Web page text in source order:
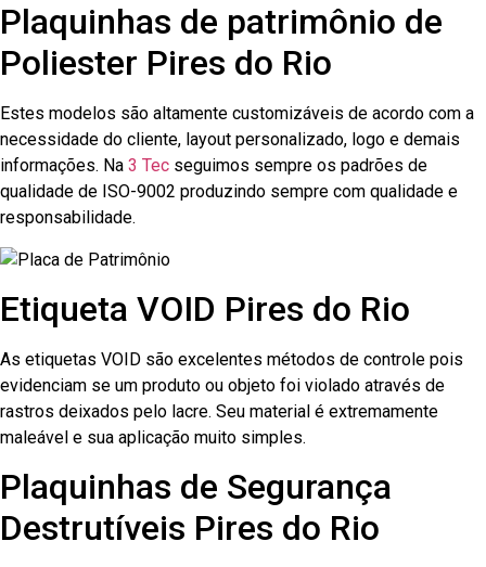
Plaquinhas de patrimônio de
Poliester Pires do Rio
Estes modelos são altamente customizáveis de acordo com a
necessidade do cliente, layout personalizado, logo e demais
informações. Na 3 Tec seguimos sempre os padrões de
qualidade de ISO-9002 produzindo sempre com qualidade e
responsabilidade.
Etiqueta VOID Pires do Rio
As etiquetas VOID são excelentes métodos de controle pois
evidenciam se um produto ou objeto foi violado através de
rastros deixados pelo lacre. Seu material é extremamente
maleável e sua aplicação muito simples.
Plaquinhas de Segurança
Destrutíveis Pires do Rio